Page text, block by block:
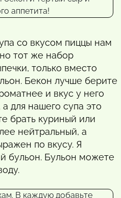
со вкусом пиццы нам
тот же набор
только вместо
Бекон лучше берите
и вкус у него
для нашего супа это
брать куриный или
нейтральный, а
по вкусу. Я
бульон. Бульон можете